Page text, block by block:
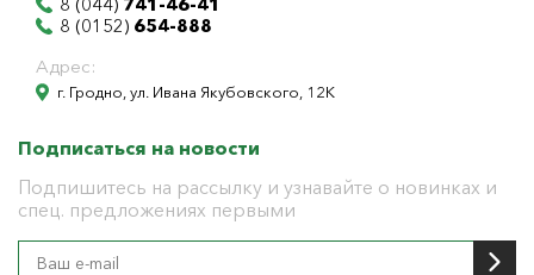
8 (0152) 654-888
Адрес:
г. Гродно, ул. Ивана Якубовского, 12К
Подписаться на новости
Подпишитесь на рассылку и узнавайте о новинках и
спец. предложениях первыми